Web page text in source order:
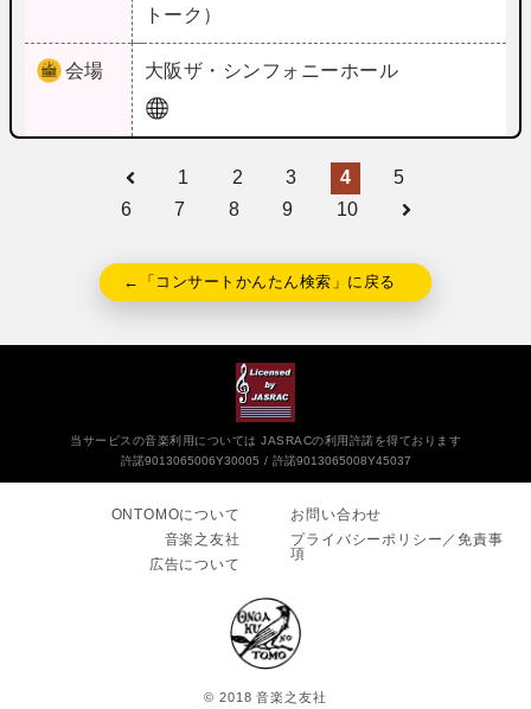
トーク）
会場 大阪ザ・シンフォニーホール
1 2 3 4
5
6
7 8 9 10
←「コンサートかんたん検索」に戻る
当サービスの音楽利用については JASRACの利用許諾を得ております
許諾9013065006Y30005
許諾9013065008Y45037
ONTOMOについて
音楽之友社
広告について
お問い合わせ
プライバシーポリシー／免責事
項
© 2018 音楽之友社